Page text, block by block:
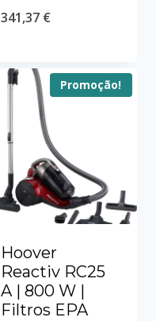
341,37 €
Promoção!
Hoover
Reactiv RC25
A | 800 W |
Filtros EPA